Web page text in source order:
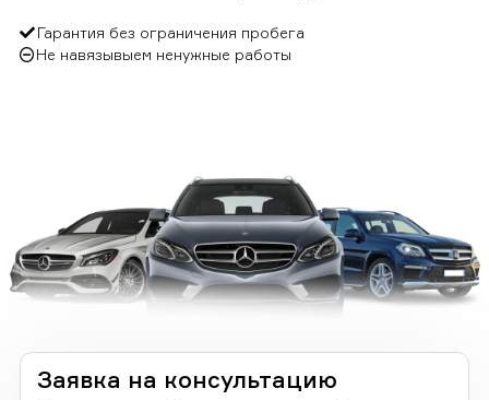
Гарантия без ограничения пробега
Не навязывыем ненужные работы
Заявка на консультацию